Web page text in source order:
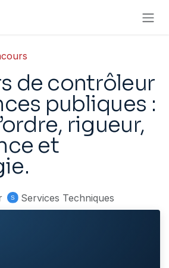
de contrôleur
publiques :
rigueur,
et
Services Techniques